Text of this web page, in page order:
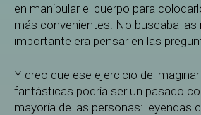
en manipular el cuerpo para
más convenientes. No buscaba las
importante era pensar en las
Y creo que ese ejercicio de
fantásticas podría ser un pasado
mayoría de las personas: leyendas